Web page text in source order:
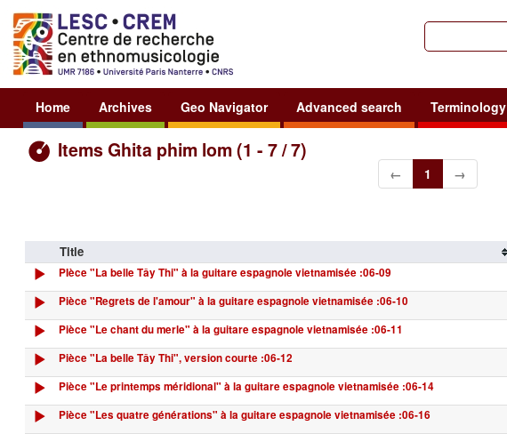
Home Archives Geo Navigator Advanced search Terminology
Items Ghita phim lom (1 - 7 / 7)
← 1 →
Title
PIèce "La belle Tây Thi" à la guitare espagnole vietnamisée :06-09
Pièce "Regrets de l'amour" à la guitare espagnole vietnamisée :06-10
Pièce "Le chant du merle" à la guitare espagnole vietnamisée :06-11
Pièce "La belle Tây Thi", version courte :06-12
Pièce "Le printemps méridional" à la guitare espagnole vietnamisée :06-14
Pièce "Les quatre générations" à la guitare espagnole vietnamisée :06-16